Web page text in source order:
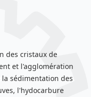
des cristaux de
et l'agglomération
la sédimentation des
l'hydocarbure